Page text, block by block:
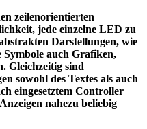
zeilenorientierten
jede einzelne LED zu
Darstellungen, wie
Symbole auch Grafiken,
Gleichzeitig sind
sowohl des Textes als auch
eingesetztem Controller
nahezu beliebig